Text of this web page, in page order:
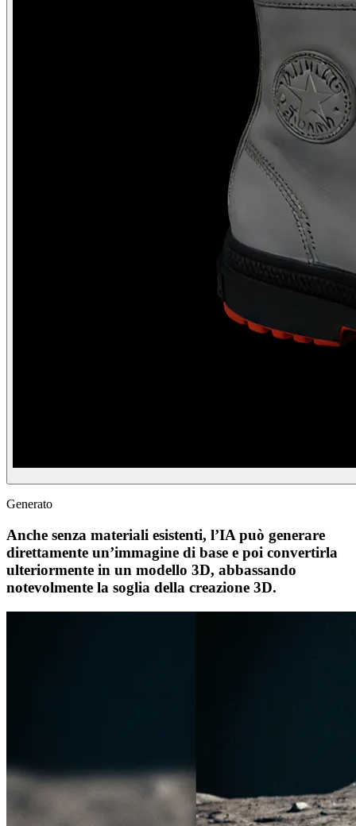
Generato
Anche senza materiali esistenti, l’IA può generare
direttamente un’immagine di base e poi convertirla
ulteriormente in un modello 3D, abbassando
notevolmente la soglia della creazione 3D.